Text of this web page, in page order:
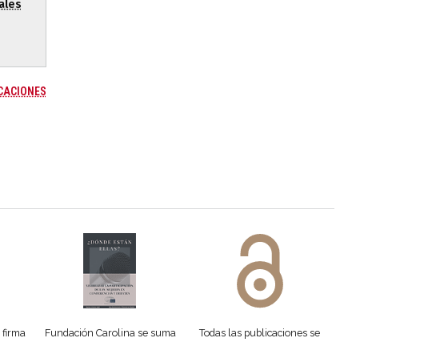
Fundación Carolina se suma
Todas las publicaciones se